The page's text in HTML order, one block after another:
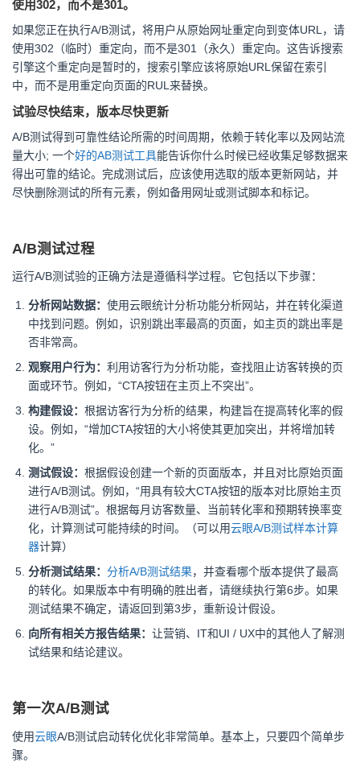
使用302，而不是301。
如果您正在执行A/B测试，将用户从原始网址重定向到变体URL，请
使用302（临时）重定向，而不是301（永久）重定向。这告诉搜索
引擎这个重定向是暂时的，搜索引擎应该将原始URL保留在索引
中，而不是用重定向页面的RUL来替换。
试验尽快结束，版本尽快更新
A/B测试得到可靠性结论所需的时间周期，依赖于转化率以及网站流
量大小; 一个好的AB测试工具能告诉你什么时候已经收集足够数据来
得出可靠的结论。完成测试后，应该使用选取的版本更新网站，并
尽快删除测试的所有元素，例如备用网址或测试脚本和标记。
A/B测试过程
运行A/B测试验的正确方法是遵循科学过程。它包括以下步骤：
分析网站数据： 使用云眼统计分析功能分析网站，并在转化渠道
中找到问题。例如，识别跳出率最高的页面，如主页的跳出率是
否非常高。
观察用户行为： 利用访客行为分析功能，查找阻止访客转换的页
面或环节。例如，“CTA按钮在主页上不突出”。
构建假设： 根据访客行为分析的结果，构建旨在提高转化率的假
设。例如，“增加CTA按钮的大小将使其更加突出，并将增加转
化。”
测试假设： 根据假设创建一个新的页面版本，并且对比原始页面
进行A/B测试。例如，“用具有较大CTA按钮的版本对比原始主页
进行A/B测试”。根据每月访客数量、当前转化率和预期转换率变
化，计算测试可能持续的时间。（可以用云眼A/B测试样本计算
器计算）
分析测试结果： 分析A/B测试结果，并查看哪个版本提供了最高
的转化。如果版本中有明确的胜出者，请继续执行第6步。如果
测试结果不确定，请返回到第3步，重新设计假设。
向所有相关方报告结果： 让营销、IT和UI / UX中的其他人了解测
试结果和结论建议。
第一次A/B测试
使用云眼A/B测试启动转化优化非常简单。基本上，只要四个简单步
骤。